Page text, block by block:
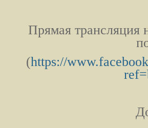
Прямая трансляция
(https://